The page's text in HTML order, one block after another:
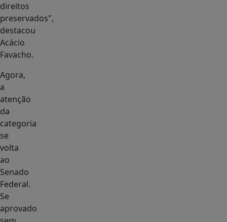
direitos
preservados",
destacou
Acácio
Favacho.
Agora,
a
atenção
da
categoria
se
volta
ao
Senado
Federal.
Se
aprovado